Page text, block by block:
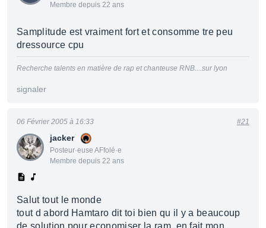
Membre depuis 22 ans
Samplitude est vraiment fort et consomme tre peu
dressource cpu
Recherche talents en matière de rap et chanteuse RNB....sur lyon
signaler
jacker
Posteur·euse AFfolé·e
Membre depuis 22 ans
06 Février 2005 à 16:33 #21
Salut tout le monde
tout d abord Hamtaro dit toi bien qu il y a beaucoup
de solution pour economiser la ram ,en fait mon